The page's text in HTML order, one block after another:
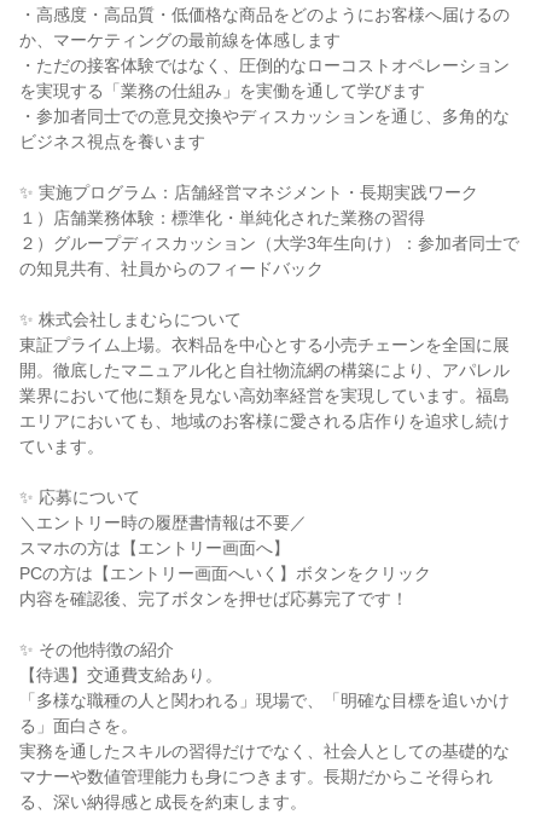
・高感度・高品質・低価格な商品をどのようにお客様へ届けるの
か、マーケティングの最前線を体感します
・ただの接客体験ではなく、圧倒的なローコストオペレーション
を実現する「業務の仕組み」を実働を通して学びます
・参加者同士での意見交換やディスカッションを通じ、多角的な
ビジネス視点を養います
✨ 実施プログラム：店舗経営マネジメント・長期実践ワーク
１）店舗業務体験：標準化・単純化された業務の習得
２）グループディスカッション（大学3年生向け）：参加者同士で
の知見共有、社員からのフィードバック
✨ 株式会社しまむらについて
東証プライム上場。衣料品を中心とする小売チェーンを全国に展
開。徹底したマニュアル化と自社物流網の構築により、アパレル
業界において他に類を見ない高効率経営を実現しています。福島
エリアにおいても、地域のお客様に愛される店作りを追求し続け
ています。
✨ 応募について
＼エントリー時の履歴書情報は不要／
スマホの方は【エントリー画面へ】
PCの方は【エントリー画面へいく】ボタンをクリック
内容を確認後、完了ボタンを押せば応募完了です！
✨ その他特徴の紹介
【待遇】交通費支給あり。
「多様な職種の人と関われる」現場で、「明確な目標を追いかけ
る」面白さを。
実務を通したスキルの習得だけでなく、社会人としての基礎的な
マナーや数値管理能力も身につきます。長期だからこそ得られ
る、深い納得感と成長を約束します。